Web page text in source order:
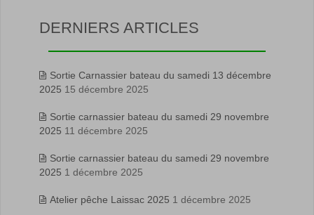
DERNIERS ARTICLES
Sortie Carnassier bateau du samedi 13 décembre
2025 15 décembre 2025
Sortie carnassier bateau du samedi 29 novembre
2025 11 décembre 2025
Sortie carnassier bateau du samedi 29 novembre
2025 1 décembre 2025
Atelier pêche Laissac 2025 1 décembre 2025